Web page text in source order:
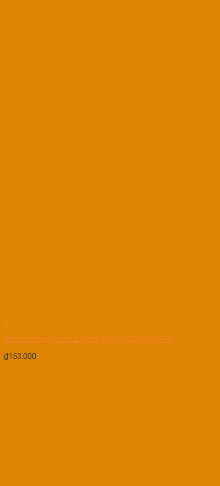
+
Kìm mũi bằng 9 inch 230mm W031092 WORKPRO
₫153.000